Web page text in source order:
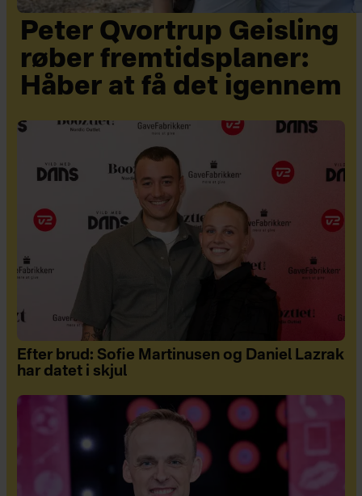
Peter Qvortrup Geisling
røber fremtidsplaner:
Håber at få det igennem
Efter brud: Sofie Martinusen og Daniel Lazrak
har datet i skjul